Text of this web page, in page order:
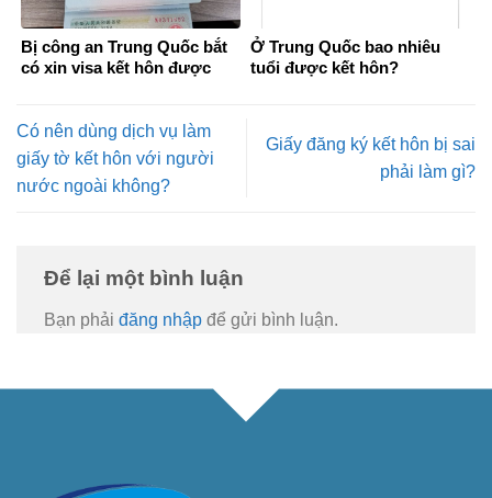
Bị công an Trung Quốc bắt
có xin visa kết hôn được
Ở Trung Quốc bao nhiêu
tuổi được kết hôn?
Có nên dùng dịch vụ làm
giấy tờ kết hôn với người
nước ngoài không?
Giấy đăng ký kết hôn bị sai
phải làm gì?
Để lại một bình luận
Bạn phải đăng nhập để gửi bình luận.